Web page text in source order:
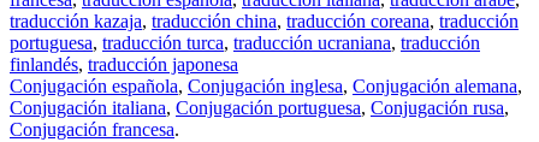
traducción kazaja, traducción china, traducción coreana, traducción
portuguesa, traducción turca, traducción ucraniana, traducción
finlandés, traducción japonesa
Conjugación española, Conjugación inglesa, Conjugación alemana,
Conjugación italiana, Conjugación portuguesa, Conjugación rusa,
Conjugación francesa.